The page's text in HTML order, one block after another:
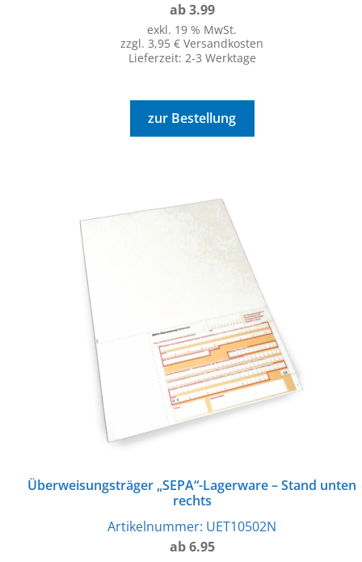
ab 3.99
exkl. 19 % MwSt.
zzgl. 3,95 € Versandkosten
Lieferzeit: 2-3 Werktage
zur Bestellung
Überweisungsträger „SEPA“-Lagerware – Stand unten
rechts
Artikelnummer: UET10502N
ab 6.95